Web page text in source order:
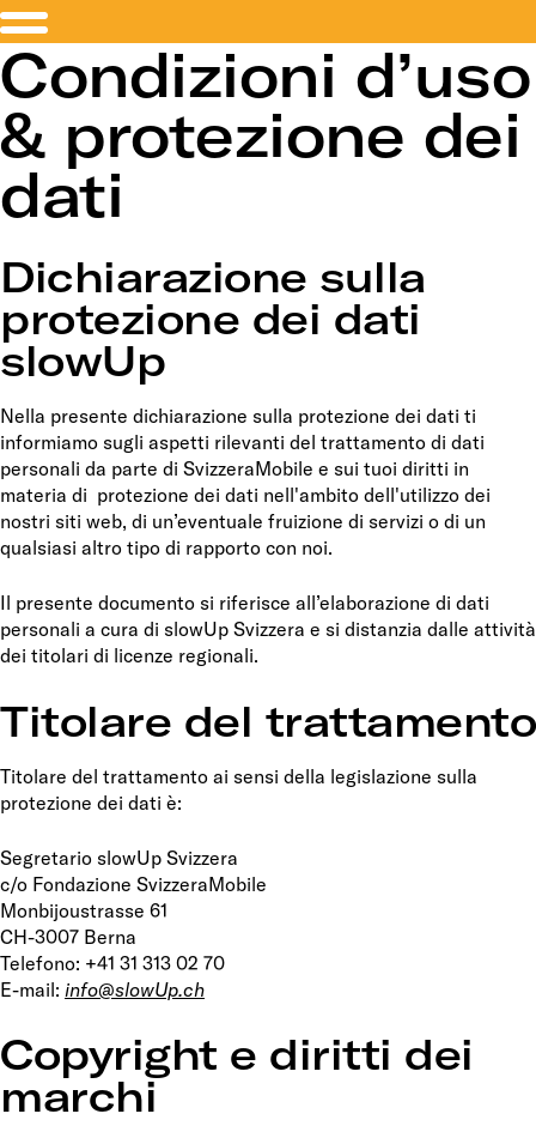
Condizioni d’uso
& protezione dei
dati
Dichiarazione sulla
protezione dei dati
slowUp
Nella presente dichiarazione sulla protezione dei dati ti
informiamo sugli aspetti rilevanti del trattamento di dati
personali da parte di SvizzeraMobile e sui tuoi diritti in
materia di protezione dei dati nell'ambito dell'utilizzo dei
nostri siti web, di un’eventuale fruizione di servizi o di un
qualsiasi altro tipo di rapporto con noi.
Il presente documento si riferisce all’elaborazione di dati
personali a cura di slowUp Svizzera e si distanzia dalle attività
dei titolari di licenze regionali.
Titolare del trattamento
Titolare del trattamento ai sensi della legislazione sulla
protezione dei dati è:
Segretario slowUp Svizzera
c/o Fondazione SvizzeraMobile
Monbijoustrasse 61
CH-3007 Berna
Telefono: +41 31 313 02 70
E-mail: info@slowUp.ch
Copyright e diritti dei
marchi